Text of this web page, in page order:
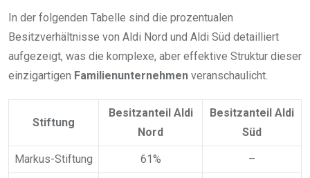
In der folgenden Tabelle sind die prozentualen
Besitzverhältnisse von Aldi Nord und Aldi Süd detailliert
aufgezeigt, was die komplexe, aber effektive Struktur dieser
einzigartigen Familienunternehmen veranschaulicht.
Stiftung
Besitzanteil Aldi
Nord
Besitzanteil Aldi
Süd
Markus-Stiftung 61% –